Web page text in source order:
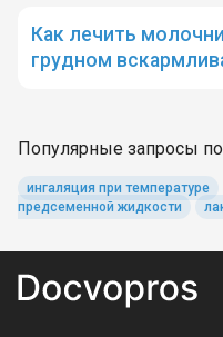
Как лечить
грудном
Популярные запросы
ингаляция при температуре
предсеменной жидкости